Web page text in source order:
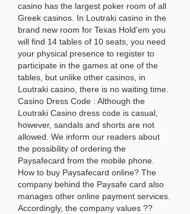
casino has the largest poker room of all
Greek casinos. In Loutraki casino in the
brand new room for Texas Hold'em you
will find 14 tables of 10 seats, you need
your physical presence to register to
participate in the games at one of the
tables, but unlike other casinos, in
Loutraki casino, there is no waiting time.
Casino Dress Code : Although the
Loutraki Casino dress code is casual,
however, sandals and shorts are not
allowed. We inform our readers about
the possibility of ordering the
Paysafecard from the mobile phone.
How to buy Paysafecard online? The
company behind the Paysafe card also
manages other online payment services.
Accordingly, the company values ??